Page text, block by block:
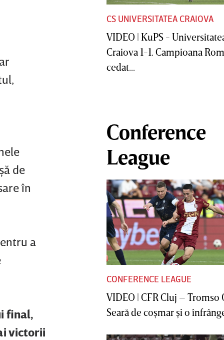
de
în
a
final,
victorii
CS UNIVERSITATEA CRAIOVA
VIDEO | KuPS -
Craiova 1-1. Campioana
cedat...
Conference
League
CONFERENCE LEAGUE
VIDEO | CFR Cluj – Tromso
Seară de coşmar şi o